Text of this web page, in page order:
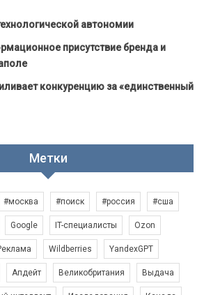
автономии
присутствие бренда и
конкуренцию за «единственный
Метки
#москва #поиск #россия #сша
Google IT-специалисты Ozon
Wildberries YandexGPT
Апдейт Великобритания Выдача